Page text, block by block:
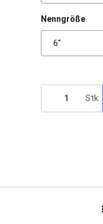
Nenngröße
6"
Stk